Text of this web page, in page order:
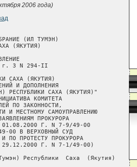
2006 года)
(ИЛ ТУМЭН)
(ЯКУТИЯ)
З N 294-II
САХА (ЯКУТИЯ)
И ДОПОЛНЕНИЯ
РЕСПУБЛИКИ САХА (ЯКУТИЯ)"
КОМИТЕТА
ПО ЗАКОННОСТИ,
И МЕСТНОМУ САМОУПРАВЛЕНИЮ
ПРОКУРОРА
Г. N 7-9/49-00
00 В ВЕРХОВНЫЙ СУД
ПО ПРОТЕСТУ ПРОКУРОРА
Г. N 7-1/49-00)
Республики  Саха  (Якутия)